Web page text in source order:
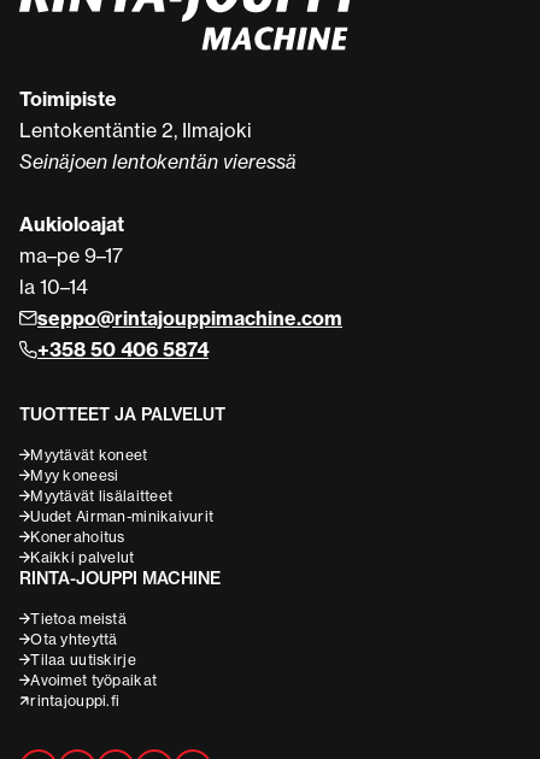
Toimipiste
Lentokentäntie 2, Ilmajoki
Seinäjoen lentokentän vieressä
Aukioloajat
ma–pe 9–17
la 10–14
seppo@rintajouppimachine.com
+358 50 406 5874
TUOTTEET JA PALVELUT
Myytävät koneet
Myy koneesi
Myytävät lisälaitteet
Uudet Airman-minikaivurit
Konerahoitus
Kaikki palvelut
RINTA-JOUPPI MACHINE
Tietoa meistä
Ota yhteyttä
Tilaa uutiskirje
Avoimet työpaikat
rintajouppi.fi